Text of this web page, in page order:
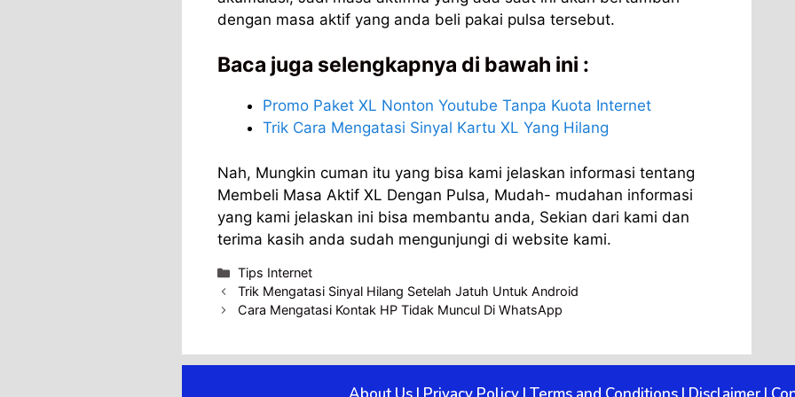
dengan masa aktif yang anda beli pakai pulsa tersebut.
Baca juga selengkapnya di bawah ini :
Promo Paket XL Nonton Youtube Tanpa Kuota Internet
Trik Cara Mengatasi Sinyal Kartu XL Yang Hilang
Nah, Mungkin cuman itu yang bisa kami jelaskan informasi tentang
Membeli Masa Aktif XL Dengan Pulsa, Mudah- mudahan informasi
yang kami jelaskan ini bisa membantu anda, Sekian dari kami dan
terima kasih anda sudah mengunjungi di website kami.
Categories
Tips Internet
Trik Mengatasi Sinyal Hilang Setelah Jatuh Untuk Android
Cara Mengatasi Kontak HP Tidak Muncul Di WhatsApp